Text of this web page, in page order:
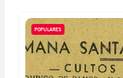
POPULARES